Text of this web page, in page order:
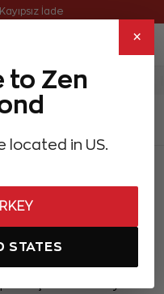
×
to Zen
located in US.
STATES
İade
Satanlar Hediye Önerileri
alışveriş
için sisteme üye